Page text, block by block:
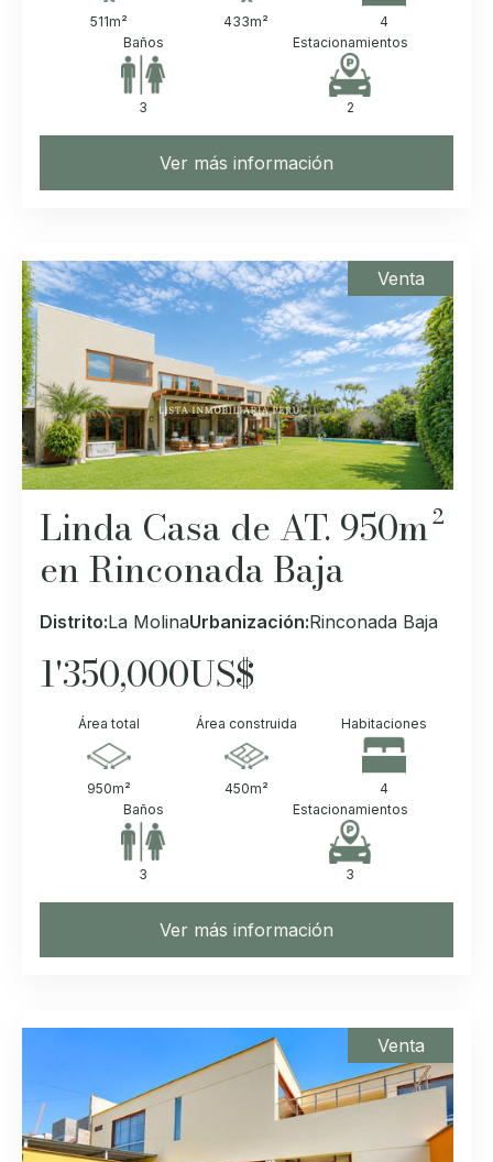
511m² 433m²
4
Baños
3
Estacionamientos
2
Ver más información
Venta
Linda Casa de AT. 950m²
en Rinconada Baja
Distrito:La MolinaUrbanización:Rinconada Baja
1'350,000US$
Área total
950m²
Área construida
450m²
Habitaciones
4
Baños
3
Estacionamientos
3
Ver más información
Venta